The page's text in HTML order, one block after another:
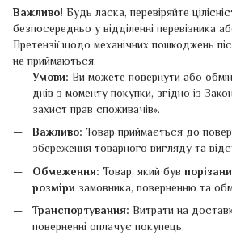
Важливо! Будь ласка, перевіряйте
безпосередньо у відділенні перевізника
Претензії щодо механічних пошкоджень
не приймаються.
Умови: Ви можете повернути або
днів з моменту покупки, згідно із
захист прав споживачів».
Важливо: Товар приймається до
збереження товарного вигляду та
Обмеження: Товар, який був
розміри замовника, поверненню та
Транспортування: Витрати на
поверненні оплачує покупець.